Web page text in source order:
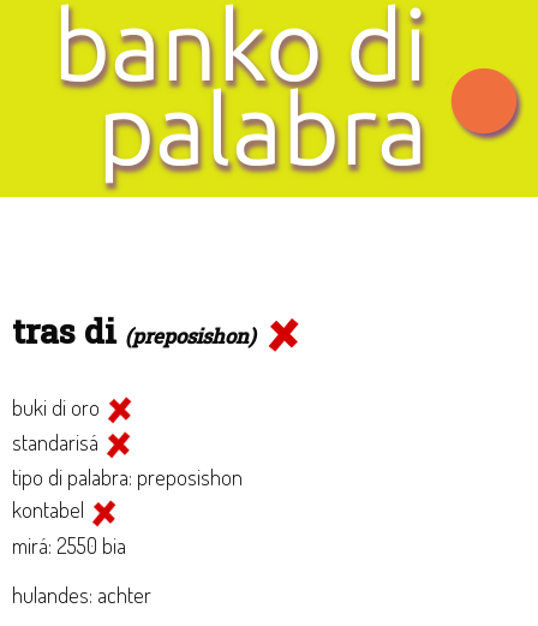
tras di (preposishon)
buki di oro
standarisá
tipo di palabra: preposishon
kontabel
mirá: 2550 bia
hulandes: achter